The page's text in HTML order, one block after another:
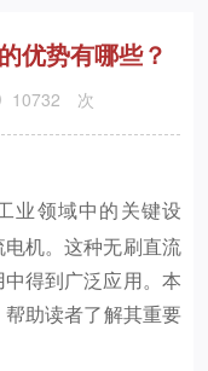
优势有哪些？
10732 次
业领域中的关键设
机。这种无刷直流
得到广泛应用。本
助读者了解其重要